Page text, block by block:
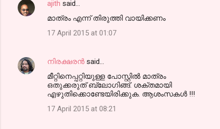
ajith said…
മാത്രം എന്ന് തിരുത്തി വായിക്കണം
17 April 2015 at 01:07
നിരക്ഷരൻ said…
മീറ്റിനെപ്പറ്റിയുള്ള പോസ്റ്റിൽ മാത്രം
ഒതുക്കരുത് ബ്ലോഗിങ്ങ്. ശക്തമായി
എഴുതിക്കൊണ്ടേയിരിക്കുക. ആശംസകൾ !!!
17 April 2015 at 08:21